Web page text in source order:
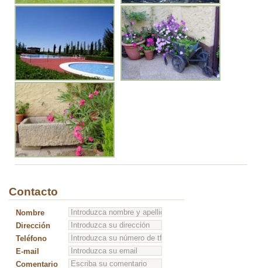
Contacto
Nombre
Dirección
Teléfono
E-mail
Comentario